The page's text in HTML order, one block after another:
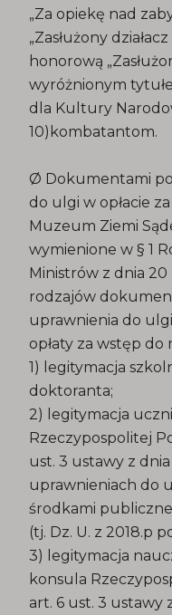
„Za opiekę nad
„Zasłużony
honorową
wyróżnionym
dla Kultury
10)kombatantom.
Ø Dokumentami
do ulgi w opłacie
Muzeum Ziemi
wymienione w § 1
Ministrów z dnia 20
rodzajów
uprawnienia do
opłaty za wstęp
1) legitymacja
doktoranta;
2) legitymacja
Rzeczypospolitej
ust. 3 ustawy z
uprawnieniach do
środkami
(tj. Dz. U. z 2018.p
3) legitymacja
konsula
art. 6 ust. 3 ustawy